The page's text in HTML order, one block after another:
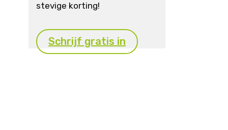
stevige korting!
Schrijf gratis in